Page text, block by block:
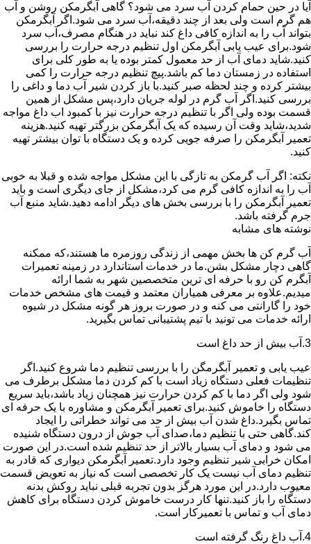
آیا در حین حمام کردن آب سرد می شود؟ گاهی آبگرمکن روشن و آب
هم گرم است ولی بعد از چند دقیقه،آب سرد می شود.اگر آبگرمکن
بتواند آب را به اندازه کافی داغ کند نباید در هنگام مصرف،آب سرد
شود.برای عیب یابی آبگرمکن اول تنظیم درجه حرارت را بررسی
کنید.شاید دمای آب از حد معمول کمتر بوده یا به طور کلی برای
استفاده در زمستان دما کم باشد.پیچ تنظیم درجه حرارت را کمی
بیشتر کرده و چند لحظه صبر کنید.با باز کردن شیر آب دما و داغی را
بررسی کنید.اگر آب گرم در لوله جریان دارد،پس مشکل از همین
قسمت بوده ولی اگر با تنظیم درجه حرارت نیز با کمبود اب داغ مواجه
شدید،شاید وقت آن رسیده که یک آبگرمکن بزرگتر تهیه کنید.هزینه
تعمیر آبگرمکن را صرفه جویی کرده و یک دستگاه با توان بیشتر تهیه
کنید.
نکته: اگر آب گرمکن به تازگی با این مشکل مواجه شده و قبلا به خوبی
آب را به اندازه کافی گرم می کرد،مشکل از جای دیگری است و باید
تعمیر آبگرمکن را با بررسی بخش های دیگر ادامه دهید.شاید منبع آب
جرم گرفته باشد.
نوشته های مشابه
آب گرم کن ها بخش مهمی از زندگی روزمره ما هستند،که ممکنه
گاهی دچار مشکل بشن.ما در خدمات استاندارد در زمینه تعمیرات
آبگرم کن رو با حرفه ای ترین متخصصین شهر به شما ارائه
میدیم.علاوه بر معرفی همیاران معتمد و قیمت های مشخص خدمات
خود را گارانتی می کنه و در صورت بروز هر گونه مشکل در شیوه
ارائه خدمات می تونید با تیم پشتیبانی تماس بگیرید.
3.آب بیش از حد داغ است
عیب یابی و تعمیر آبگرمگن را با بررسی تنظیم دما شروع کنید.اگر
تنظیمات فعلی دستگاه زیاد است با کم کردن دما مشکل برطرف می
شود ولی اگر دما با کم کردن حرارت نیز همچنان زیاد باشد،باید سریع
دستگاه را خاموش کنید.برای تعمیر آبگرمکن و مشاوره با یک حرفه ای
تماس بگیرد.داغ شدن آب بیش از حد می تواند خطراتی را ایجاد
کند.گاهی حتی با تنظیم دما،صدای آب جوش از درون دستگاه شنیده
می شود و دمای آب بسیار بالاتر از حد تنظیم شده است.در این صورت
امکان خرابی شیر تنظیم وجود دارد.تعمیر آبگرمکن دیواری که قادر به
تنظیم دمای آب نیست یک کار تخصصی است که نیاز به تعویض قسمت
معیوب دارد.در این مورد هرگز بدون تجربه قبلی نباید روکش بدنه
دستگاه را باز کنید.تنها کار درست خاموش کردن دستگاه برای کاهش
دمای آب و تماس با تعمیرکار است.
4.آب داغ رنگ گرفته است